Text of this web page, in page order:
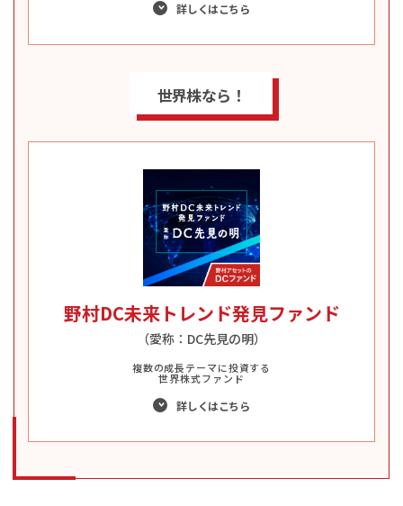
詳しくはこちら
世界株なら！
野村DC未来トレンド発見ファンド
（愛称：DC先見の明）
複数の成長テーマに投資する
世界株式ファンド
詳しくはこちら